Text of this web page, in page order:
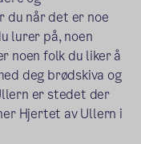
du når det er noe
lurer på, noen
noen folk du liker å
deg brødskiva og
er stedet der
Hjertet av Ullern i